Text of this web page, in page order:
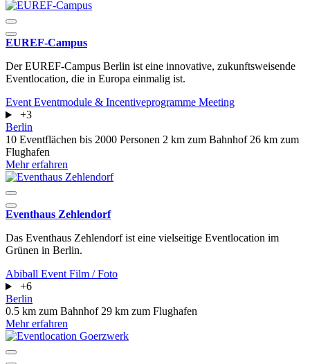
EUREF-Campus
Der EUREF-Campus Berlin ist eine innovative, zukunftsweisende
Eventlocation, die in Europa einmalig ist.
Event Eventmodule & Incentiveprogramme Meeting
+3
Berlin
10 Eventflächen bis 2000 Personen 2 km zum Bahnhof 26 km zum
Flughafen
Mehr erfahren
Eventhaus Zehlendorf
Das Eventhaus Zehlendorf ist eine vielseitige Eventlocation im
Grünen in Berlin.
Abiball Event Film / Foto
+6
Berlin
0.5 km zum Bahnhof 29 km zum Flughafen
Mehr erfahren